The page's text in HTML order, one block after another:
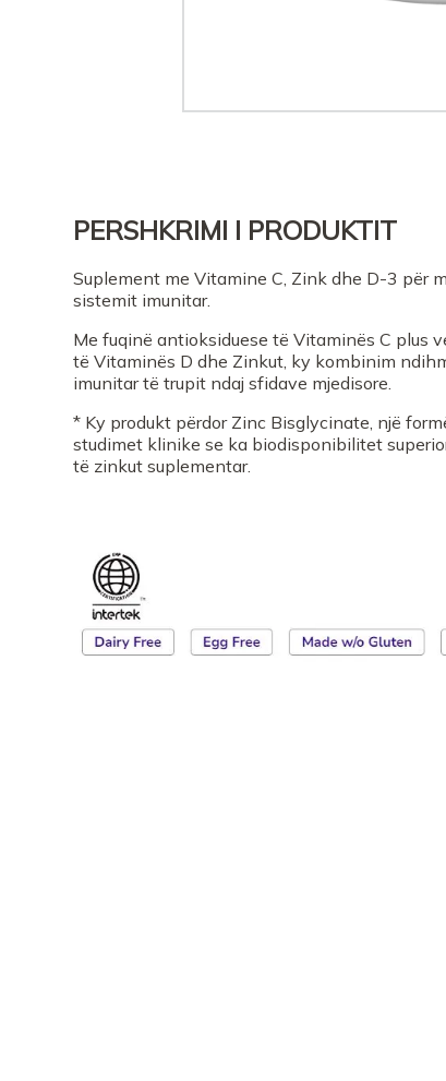
PERSHKRIMI I PRODUKTIT
Suplement me Vitamine C, Zink dhe D-3 për
sistemit imunitar.
Me fuqinë antioksiduese të Vitaminës C plus
të Vitaminës D dhe Zinkut, ky kombinim
imunitar të trupit ndaj sfidave mjedisore.
* Ky produkt përdor Zinc Bisglycinate, një
studimet klinike se ka biodisponibilitet
të zinkut suplementar.